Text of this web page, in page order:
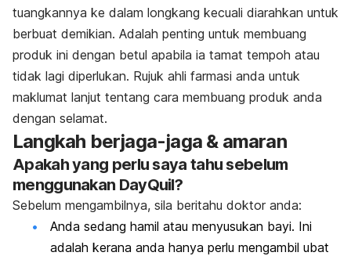
tuangkannya ke dalam longkang kecuali diarahkan untuk
berbuat demikian. Adalah penting untuk membuang
produk ini dengan betul apabila ia tamat tempoh atau
tidak lagi diperlukan. Rujuk ahli farmasi anda untuk
maklumat lanjut tentang cara membuang produk anda
dengan selamat.
Langkah berjaga-jaga & amaran
Apakah yang perlu saya tahu sebelum
menggunakan DayQuil?
Sebelum mengambilnya, sila beritahu doktor anda:
Anda sedang hamil atau menyusukan bayi. Ini
adalah kerana anda hanya perlu mengambil ubat